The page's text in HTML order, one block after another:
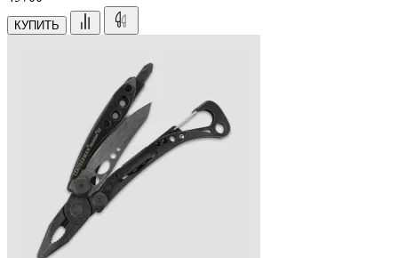
КУПИТЬ